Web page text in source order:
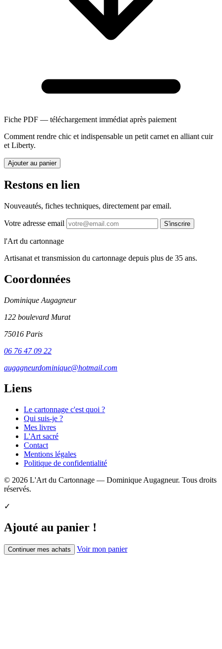
Fiche PDF — téléchargement immédiat après paiement
Comment rendre chic et indispensable un petit carnet en alliant cuir
et Liberty.
Ajouter au panier
Restons en lien
Nouveautés, fiches techniques, directement par email.
Votre adresse email S'inscrire
l'Art du cartonnage
Artisanat et transmission du cartonnage depuis plus de 35 ans.
Coordonnées
Dominique Augagneur
122 boulevard Murat
75016 Paris
06 76 47 09 22
augagneurdominique@hotmail.com
Liens
Le cartonnage c'est quoi ?
Qui suis-je ?
Mes livres
L'Art sacré
Contact
Mentions légales
Politique de confidentialité
© 2026 L'Art du Cartonnage — Dominique Augagneur. Tous droits
réservés.
✓
Ajouté au panier !
Continuer mes achats Voir mon panier